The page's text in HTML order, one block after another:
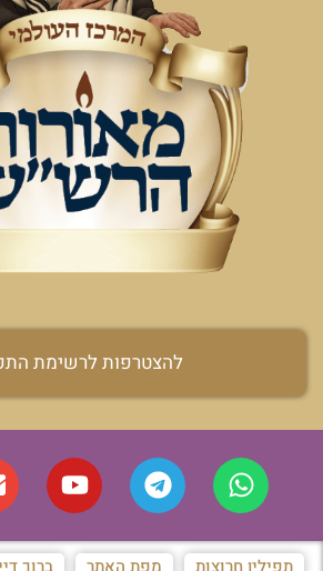
להצטרפות לרשימת
תפילין חרוצות מפת האתר ברוך